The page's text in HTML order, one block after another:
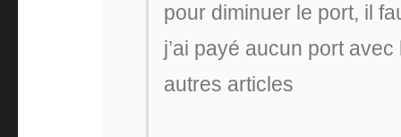
pour diminuer le port, il
j’ai payé aucun port
autres articles